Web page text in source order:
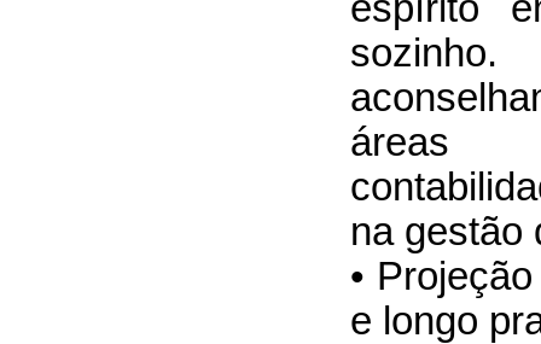
áreas
na gestão
•
e longo